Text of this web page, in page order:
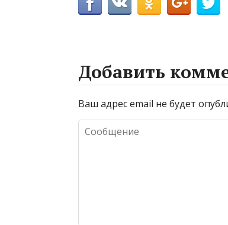
Добавить
Ваш адрес email не будет